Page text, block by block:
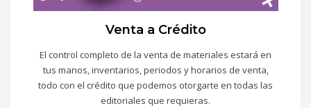
Venta a Crédito
El control completo de la venta de materiales estará en
tus manos, inventarios, periodos y horarios de venta,
todo con el crédito que podemos otorgarte en todas las
editoriales que requieras.